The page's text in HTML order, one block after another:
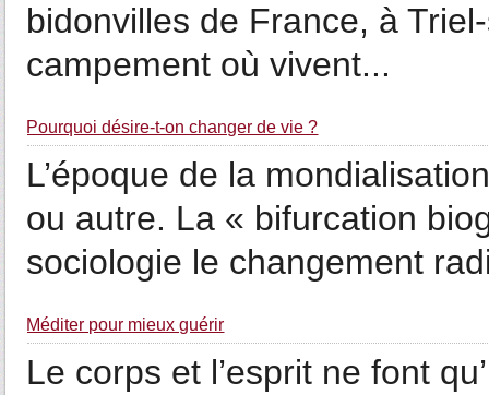
bidonvilles de France, à
campement où vivent...
Pourquoi désire-t-on changer de vie ?
L’époque de la
ou autre. La « bifurcation
sociologie le changement
Méditer pour mieux guérir
Le corps et l’esprit ne font